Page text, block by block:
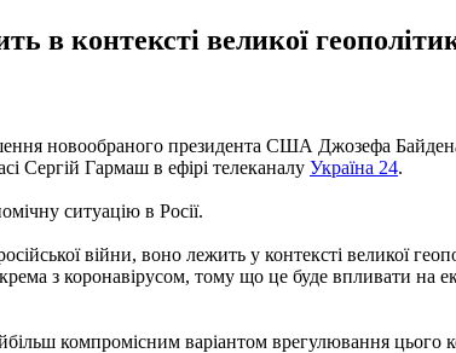
в контексті великої
новообраного президента США Джозефа
Сергій Гармаш в ефірі телеканалу Україна 24.
ситуацію в Росії.
війни, воно лежить у контексті великої
з коронавірусом, тому що це буде впливати на
компромісним варіантом врегулювання цього